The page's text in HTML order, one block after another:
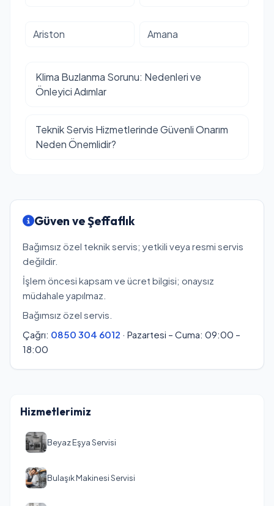
Ariston Amana
Klima Buzlanma Sorunu: Nedenleri ve
Önleyici Adımlar
Teknik Servis Hizmetlerinde Güvenli Onarım
Neden Önemlidir?
Güven ve Şeffaflık
Bağımsız özel teknik servis; yetkili veya resmi servis
değildir.
İşlem öncesi kapsam ve ücret bilgisi; onaysız
müdahale yapılmaz.
Bağımsız özel servis.
Çağrı: 0850 304 6012 · Pazartesi – Cuma: 09:00 –
18:00
Hizmetlerimiz
Beyaz Eşya Servisi
Bulaşık Makinesi Servisi